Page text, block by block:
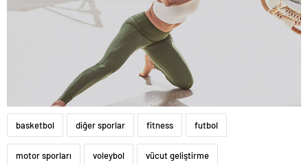
basketbol diğer sporlar fitness futbol
motor sporları voleybol vücut geliştirme